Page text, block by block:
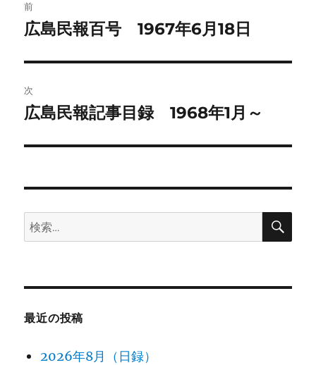
稿
ビ
ゲ
ー
ン
前
前
投
稿:
広島民報百号 1967年6月18日
次
次
投
広島民報記事目録 1968年1月～
検
索:
検
最近の投稿
2026年8月（日録）